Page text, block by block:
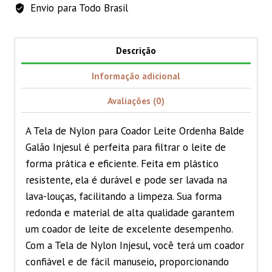
quantidade
Envio para Todo Brasil
Descrição
Informação adicional
Avaliações (0)
A Tela de Nylon para Coador Leite Ordenha Balde
Galão Injesul é perfeita para filtrar o leite de
forma prática e eficiente. Feita em plástico
resistente, ela é durável e pode ser lavada na
lava-louças, facilitando a limpeza. Sua forma
redonda e material de alta qualidade garantem
um coador de leite de excelente desempenho.
Com a Tela de Nylon Injesul, você terá um coador
confiável e de fácil manuseio, proporcionando